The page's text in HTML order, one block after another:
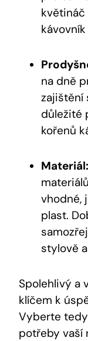
květináč
na dně
zajištění
důležité
kořenů
Materiál:
vhodné,
plast.
stylově
Spolehlivý a
klíčem k
Vyberte
potřeby vaší